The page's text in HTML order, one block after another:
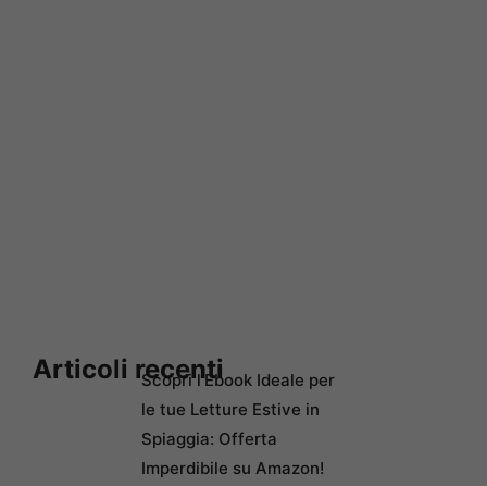
Articoli recentiScopri l’Ebook Ideale per
le tue Letture Estive in
Spiaggia: Offerta
Imperdibile su Amazon!